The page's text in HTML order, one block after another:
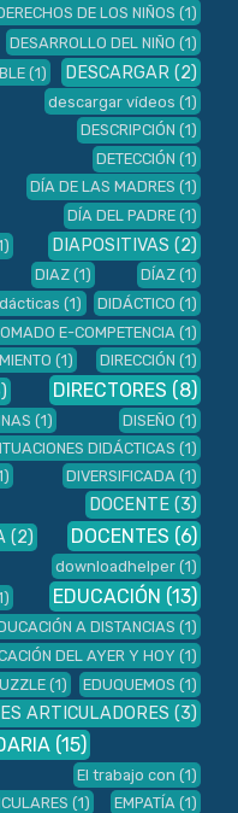
DE LOS NIÑOS (1)
DESARROLLO DEL NIÑO (1)
(1) DESCARGAR (2)
descargar vídeos (1)
DESCRIPCIÓN (1)
DETECCIÓN (1)
DÍA DE LAS MADRES (1)
DÍA DEL PADRE (1)
DIAPOSITIVAS (2)
DIAZ (1) DÍAZ (1)
(1) DIDÁCTICO (1)
E-COMPETENCIA (1)
(1) DIRECCIÓN (1)
DIRECTORES (8)
(1) DISEÑO (1)
DIDÁCTICAS (1)
DIVERSIFICADA (1)
DOCENTE (3)
(2) DOCENTES (6)
downloadhelper (1)
EDUCACIÓN (13)
A DISTANCIAS (1)
DEL AYER Y HOY (1)
(1) EDUQUEMOS (1)
ARTICULADORES (3)
(15)
El trabajo con (1)
(1) EMPATÍA (1)